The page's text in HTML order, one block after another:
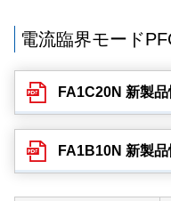
電流臨界モード
FA1C20N 新製
FA1B10N 新製